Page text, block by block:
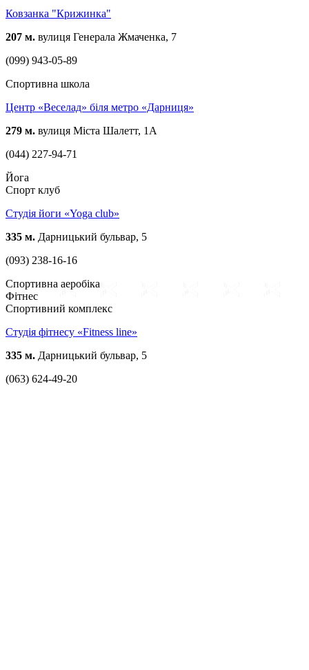
Ковзанка "Крижинка"
207 м. вулиця Генерала Жмаченка, 7
(099) 943-05-89
Спортивна школа
Центр «Веселад» біля метро «Дарниця»
279 м. вулиця Міста Шалетт, 1А
(044) 227-94-71
Йога
Спорт клуб
Студія йоги «Yoga club»
335 м. Дарницький бульвар, 5
(093) 238-16-16
Спортивна аеробіка
Фітнес
Спортивний комплекс
Студія фітнесу «Fitness line»
335 м. Дарницький бульвар, 5
(063) 624-49-20